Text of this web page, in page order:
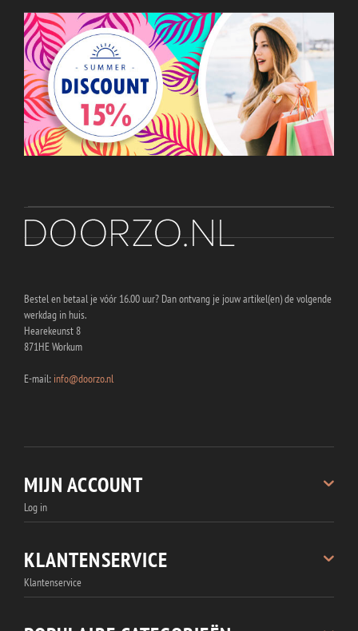
Bestel en betaal je vóór 16.00 uur? Dan ontvang je jouw artikel(en) de volgende
werkdag in huis.
Hearekeunst 8
871HE Workum
E-mail: info@doorzo.nl
MIJN ACCOUNT
Log in
Bestellingen
Accountgegevens
KLANTENSERVICE
Klantenservice
Verzenden en leveren